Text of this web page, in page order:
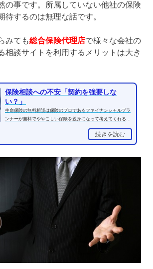
の事です。所属していない他社の保険
待するのは無理な話です。
みても総合保険代理店で様々な会社の
相談サイトを利用するメリットは大き
保険相談への不安「契約を強要しな
い？」
生命保険の無料相談は保険のプロであるファイナンシャルプラ
ンナーが無料でややこしい保険を親身になって考えてくれるサ
続きを読む